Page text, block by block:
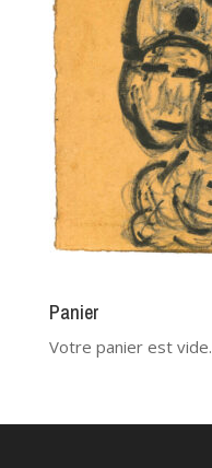
Panier
Votre panier est vide.